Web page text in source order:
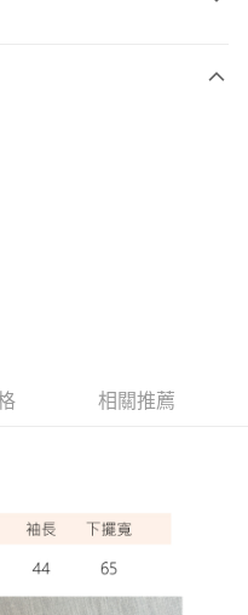
費
費
相關推薦